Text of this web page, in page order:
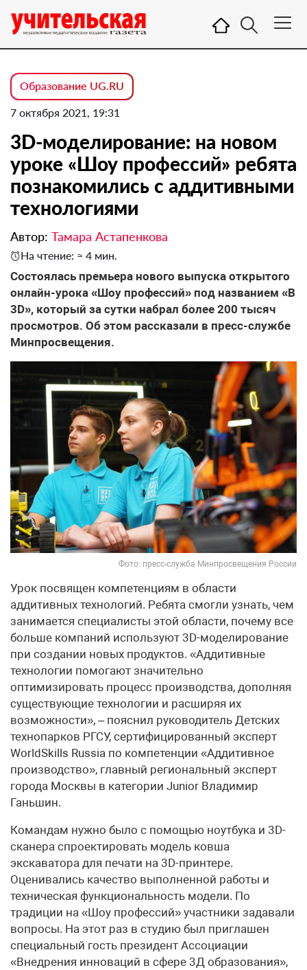
Образование UG.RU
7 октября 2021, 19:31
3D-моделирование: на новом
уроке «Шоу профессий» ребята
познакомились с аддитивными
технологиями
Автор: Тамара Астапенкова
На чтение: ≈ 4 мин.
Состоялась премьера нового выпуска открытого
онлайн-урока «Шоу профессий» под названием «В
3D», который за сутки набрал более 200 тысяч
просмотров. Об этом рассказали в пресс-службе
Минпросвещения.
Фото: пресс-служба Минпросвещения России
Урок посвящен компетенциям в области
аддитивных технологий. Ребята смогли узнать, чем
занимается специалисты этой области, почему все
больше компаний используют 3D-моделирование
при создании новых продуктов. «Аддитивные
технологии помогают значительно
оптимизировать процесс производства, дополняя
существующие технологии и расширяя их
возможности», – пояснил руководитель Детских
технопарков РГСУ, сертифицированный эксперт
WorldSkills Russia по компетенции «Аддитивное
производство», главный региональный эксперт
города Москвы в категории Junior Владимир
Ганьшин.
Командам нужно было с помощью ноутбука и 3D-
сканера спроектировать модель ковша
экскаватора для печати на 3D-принтере.
Оценивались качество выполненной работы и
техническая функциональность модели. По
традиции на «Шоу профессий» участники задавали
вопросы. На этот раз в студию был приглашен
специальный гость президент Ассоциации
«Внедрения инноваций в сфере 3Д образования»,